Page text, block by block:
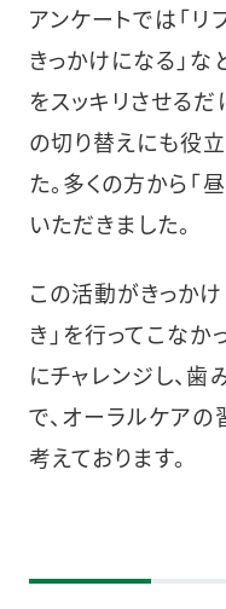
アンケートでは「リ
きっかけになる」な
をスッキリさせる
の切り替えにも役
た。多くの方から
いただきました。
この活動がきっか
き」を行ってこなか
にチャレンジし、
で、オーラルケア
考えております。